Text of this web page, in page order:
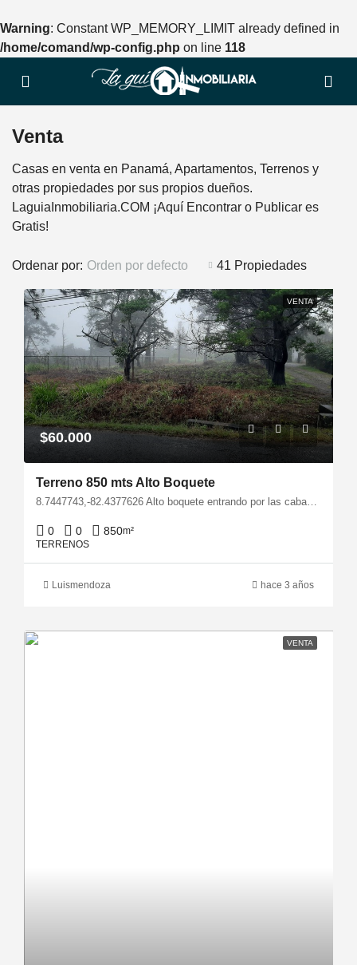
Warning: Constant WP_MEMORY_LIMIT already defined in
/home/comand/wp-config.php on line 118
Venta
Casas en venta en Panamá, Apartamentos, Terrenos y
otras propiedades por sus propios dueños.
LaguiaInmobiliaria.COM ¡Aquí Encontrar o Publicar es
Gratis!
41 Propiedades
Ordenar por: Orden por defecto
VENTA
$60.000
Terreno 850 mts Alto Boquete
8.7447743,-82.4377626 Alto boquete entrando por las cabañas Boquete Forever, en calle 9va noreste esquina frente al intersección con la avenida 6ta oeste.
0 0 850m²
TERRENOS
Luismendoza hace 3 años
VENTA